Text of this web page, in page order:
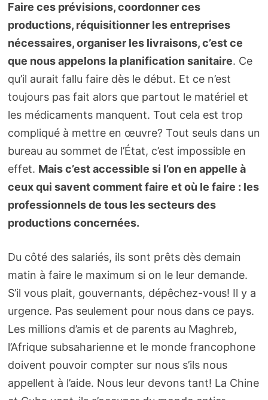
Faire ces prévisions, coordonner ces
productions, réquisitionner les entreprises
nécessaires, organiser les livraisons, c’est ce
que nous appelons la planification sanitaire. Ce
qu’il aurait fallu faire dès le début. Et ce n’est
toujours pas fait alors que partout le matériel et
les médicaments manquent. Tout cela est trop
compliqué à mettre en œuvre? Tout seuls dans un
bureau au sommet de l’État, c’est impossible en
effet. Mais c’est accessible si l’on en appelle à
ceux qui savent comment faire et où le faire : les
professionnels de tous les secteurs des
productions concernées.
Du côté des salariés, ils sont prêts dès demain
matin à faire le maximum si on le leur demande.
S’il vous plait, gouvernants, dépêchez-vous! Il y a
urgence. Pas seulement pour nous dans ce pays.
Les millions d’amis et de parents au Maghreb,
l’Afrique subsaharienne et le monde francophone
doivent pouvoir compter sur nous s’ils nous
appellent à l’aide. Nous leur devons tant! La Chine